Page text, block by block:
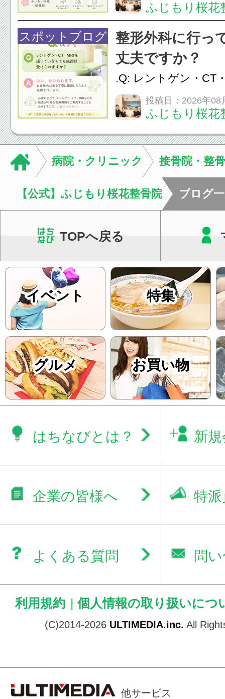
性的な肩こりの原因
慣など様々です。痛
し、お一人おひとり
をご提案します。.#
ふじもり桜花
スポットブログ
整形外科に行っ
丈夫ですか？
.Q: レントゲン・CT
いなくても施術は受
A: はい、受けられま
態を丁寧に確認した
います。必要に応じ
ン・CT・MRIなどの
投稿日：2026年08
ふじもり桜花
病院・クリニック 接骨院・整
【公式】ふじもり桜花整骨院 ブログ
TOPへ戻る
イベント 特集
グルメ お買い物
はちなびとは？ 新
企業の皆様へ 特
よくある質問 問
利用規約 | 個人情報の取り扱いにつ
(C)2014-2026 ULTIMEDIA.inc. All
他サービス